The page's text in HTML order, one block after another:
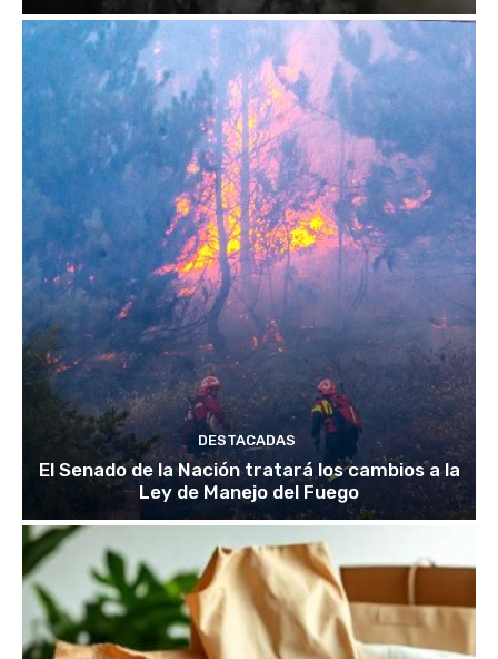
DESTACADAS
El Senado de la Nación tratará los cambios a la
Ley de Manejo del Fuego